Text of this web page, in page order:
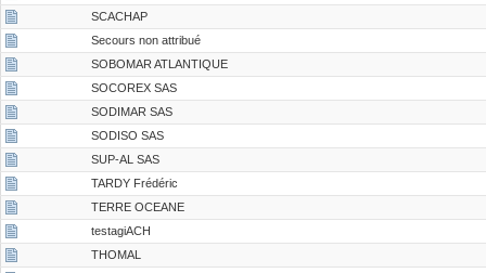
SCACHAP
Secours non attribué
SOBOMAR ATLANTIQUE
SOCOREX SAS
SODIMAR SAS
SODISO SAS
SUP-AL SAS
TARDY Frédéric
TERRE OCEANE
testagiACH
THOMAL